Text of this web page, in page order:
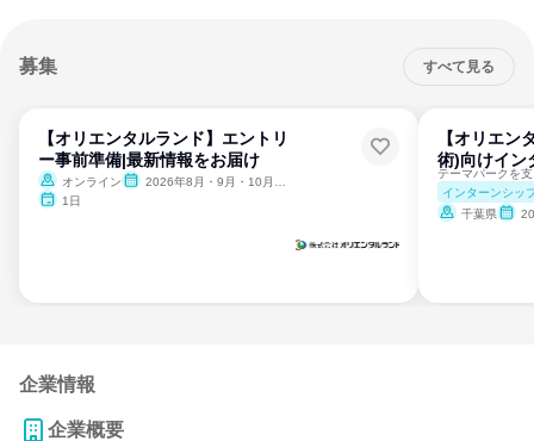
募集 すべて見る
【オリエンタルランド】エントリ
ー事前準備|最新情報をお届け
オンライン
2026年8月・9月・10月・11月・12月、2027年1月
1日
【オリエン
術)向けイン
テーマパークを
インターンシッ
千葉県
企業情報
企業概要